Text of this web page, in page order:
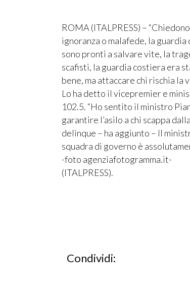
ROMA (ITALPRESS) –
ignoranza o malafede, la
sono pronti a salvare vite, la
scafisti, la guardia costiera era
bene, ma attaccare chi rischia la
Lo ha detto il vicepremier e
102.5. “Ho sentito il ministro
garantire l’asilo a chi scappa
delinque – ha aggiunto – Il
squadra di governo è
-foto agenziafotogramma.it-
(ITALPRESS).
Condividi: